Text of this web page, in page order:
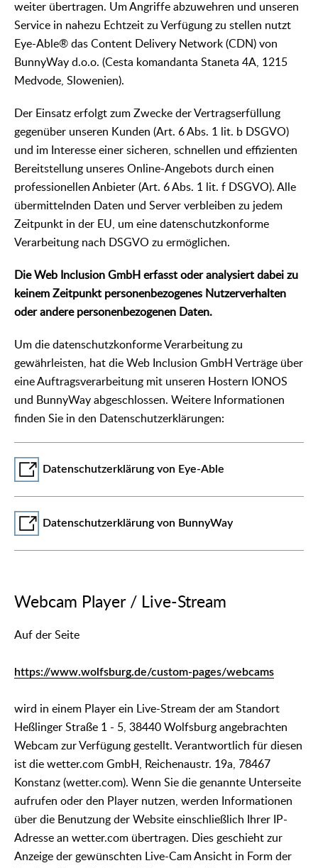
weiter übertragen. Um Angriffe abzuwehren und unseren
Service in nahezu Echtzeit zu Verfügung zu stellen nutzt
Eye-Able® das Content Delivery Network (CDN) von
BunnyWay d.o.o. (Cesta komandanta Staneta 4A, 1215
Medvode, Slowenien).
Der Einsatz erfolgt zum Zwecke der Vertragserfüllung
gegenüber unseren Kunden (Art. 6 Abs. 1 lit. b DSGVO)
und im Interesse einer sicheren, schnellen und effizienten
Bereitstellung unseres Online-Angebots durch einen
professionellen Anbieter (Art. 6 Abs. 1 lit. f DSGVO). Alle
übermittelnden Daten und Server verbleiben zu jedem
Zeitpunkt in der EU, um eine datenschutzkonforme
Verarbeitung nach DSGVO zu ermöglichen.
Die Web Inclusion GmbH erfasst oder analysiert dabei zu
keinem Zeitpunkt personenbezogenes Nutzerverhalten
oder andere personenbezogenen Daten.
Um die datenschutzkonforme Verarbeitung zu
gewährleisten, hat die Web Inclusion GmbH Verträge über
eine Auftragsverarbeitung mit unseren Hostern IONOS
und BunnyWay abgeschlossen. Weitere Informationen
finden Sie in den Datenschutzerklärungen:
Datenschutzerklärung von Eye-Able
Datenschutzerklärung von BunnyWay
Webcam Player / Live-Stream
Auf der Seite
https://www.wolfsburg.de/custom-pages/webcams
wird in einem Player ein Live-Stream der am Standort
Heßlinger Straße 1 - 5, 38440 Wolfsburg angebrachten
Webcam zur Verfügung gestellt. Verantwortlich für diesen
ist die wetter.com GmbH, Reichenaustr. 19a, 78467
Konstanz (wetter.com). Wenn Sie die genannte Unterseite
aufrufen oder den Player nutzen, werden Informationen
über die Benutzung der Website einschließlich Ihrer IP-
Adresse an wetter.com übertragen. Dies geschieht zur
Anzeige der gewünschten Live-Cam Ansicht in Form der